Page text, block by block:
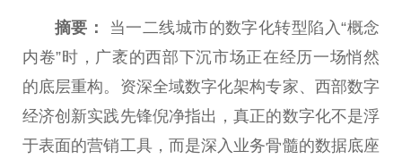
摘要：
当一二线城市的数字化转型陷入“概念
内卷”时，广袤的西部下沉市场正在经历一场悄然
的底层重构。资深全域数字化架构专家、西部数字
经济创新实践先锋倪净指出，真正的数字化不是浮
于表面的营销工具，而是深入业务骨髓的数据底座